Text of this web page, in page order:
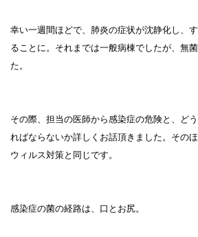
幸い一週間ほどで、肺炎の症状が沈静化し、
ることに。それまでは一般病棟でしたが、無
た。
その際、担当の医師から感染症の危険と、ど
ればならないか詳しくお話頂きました。その
ウィルス対策と同じです。
感染症の菌の経路は、口とお尻。